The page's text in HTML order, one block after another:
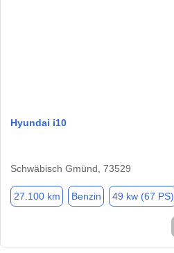
Hyundai i10
Schwäbisch Gmünd, 73529
27.100 km Benzin 49 kw (67 PS)